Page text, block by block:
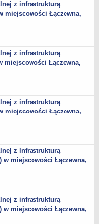
na rok 2023
na rok 2022
w 2020 roku
na 2019
w 2018 roku
w 2017 roku
z infrastrukturą
miejscowości Łączewna,
z infrastrukturą
miejscowości Łączewna,
z infrastrukturą
miejscowości Łączewna,
z infrastrukturą
w miejscowości Łączewna,
z infrastrukturą
w miejscowości Łączewna,